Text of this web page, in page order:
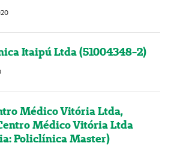
Itaipú Ltda (51004348-2)
Médico Vitória Ltda,
Médico Vitória Ltda
Policlínica Master)